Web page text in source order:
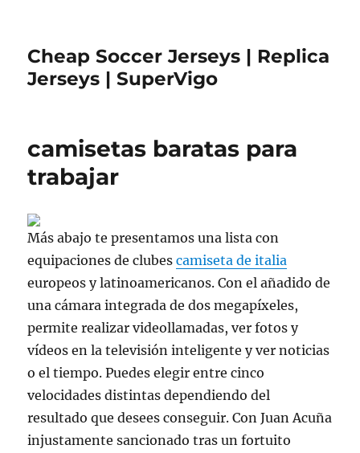
Cheap Soccer Jerseys | Replica
Jerseys | SuperVigo
camisetas baratas para
trabajar
Más abajo te presentamos una lista con
equipaciones de clubescamiseta de italia
europeos y latinoamericanos. Con el añadido de
una cámara integrada de dos megapíxeles,
permite realizar videollamadas, ver fotos y
vídeos en la televisión inteligente y ver noticias
o el tiempo. Puedes elegir entre cinco
velocidades distintas dependiendo del
resultado que desees conseguir. Con Juan Acuña
injustamente sancionado tras un fortuito